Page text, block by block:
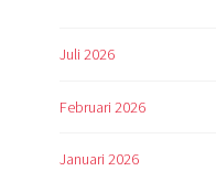
Juli 2026
Februari 2026
Januari 2026